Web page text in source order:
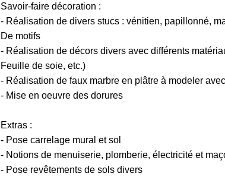
Savoir-faire décoration :
- Réalisation de divers stucs : vénitien, papillonné,
De motifs
- Réalisation de décors divers avec différents
Feuille de soie, etc.)
- Réalisation de faux marbre en plâtre à modeler
- Mise en oeuvre des dorures
Extras :
- Pose carrelage mural et sol
- Notions de menuiserie, plomberie, électricité et
- Pose revêtements de sols divers